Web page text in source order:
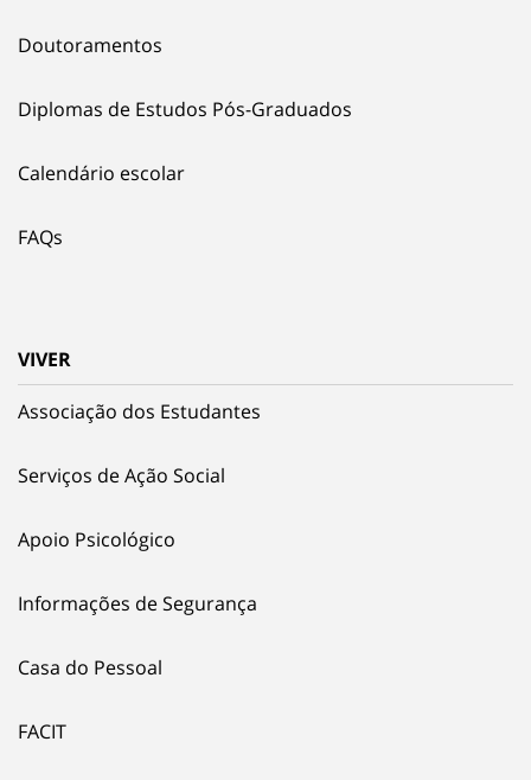
Doutoramentos
Diplomas de Estudos Pós-Graduados
Calendário escolar
FAQs
VIVER
Associação dos Estudantes
Serviços de Ação Social
Apoio Psicológico
Informações de Segurança
Casa do Pessoal
FACIT